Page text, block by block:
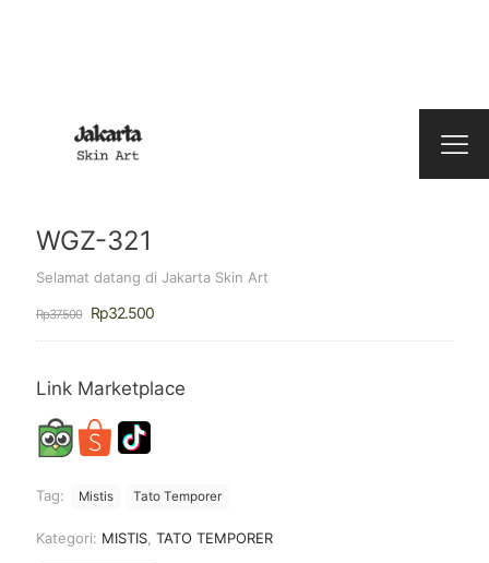
WGZ-321
Selamat datang di Jakarta Skin Art
Rp37.500
Harga
adalah:
Rp32.500Harga
ini
Rp32.500.
Link Marketplace
Tag: Mistis Tato Temporer
Kategori: MISTIS TATO TEMPORER